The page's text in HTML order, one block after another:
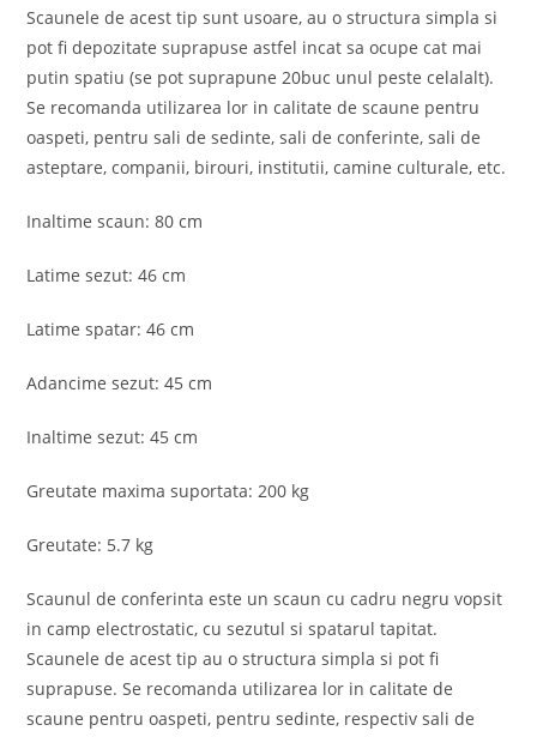
Scaunele de acest tip sunt usoare, au o structura simpla si
pot fi depozitate suprapuse astfel incat sa ocupe cat mai
putin spatiu (se pot suprapune 20buc unul peste celalalt).
Se recomanda utilizarea lor in calitate de scaune pentru
oaspeti, pentru sali de sedinte, sali de conferinte, sali de
asteptare, companii, birouri, institutii, camine culturale, etc.
Inaltime scaun: 80 cm
Latime sezut: 46 cm
Latime spatar: 46 cm
Adancime sezut: 45 cm
Inaltime sezut: 45 cm
Greutate maxima suportata: 200 kg
Greutate: 5.7 kg
Scaunul de conferinta este un scaun cu cadru negru vopsit
in camp electrostatic, cu sezutul si spatarul tapitat.
Scaunele de acest tip au o structura simpla si pot fi
suprapuse. Se recomanda utilizarea lor in calitate de
scaune pentru oaspeti, pentru sedinte, respectiv sali de